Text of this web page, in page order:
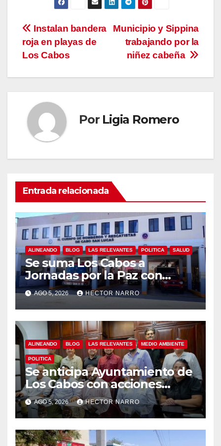
Navegación
de
entradas
Municipio y Sippina
trabajando por la
niñez cabeña
Instalan bandera
roja en playas de
Los Cabos
Por Ligia Romero
Entrada relacionada
ALINEANDO BLOG LAS RELEVANTES POLITICA SALUD
Se suma Los Cabos a
Jornadas por la Paz con
capacitación en primeros
auxilios para jóvenes
AGO 5, 2026 HECTOR NARRO
ALINEANDO BLOG LAS RELEVANTES MEDIO AMBIENTE
POLITICA
Se anticipa Ayuntamiento de
Los Cabos con acciones
preventivas ante lluvias en el
centro histórico
AGO 5, 2026 HECTOR NARRO